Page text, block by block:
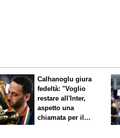
Calhanoglu giura
fedeltà: "Voglio
restare all'Inter,
aspetto una
chiamata per il